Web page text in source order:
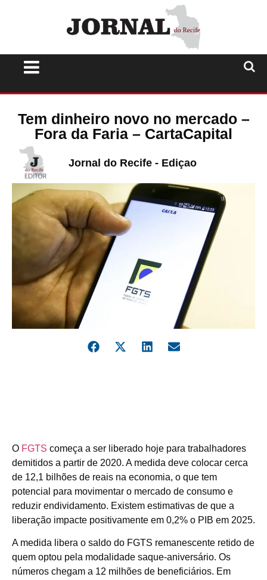
Tem dinheiro novo no mercado –
Fora da Faria – CartaCapital
Jornal do Recife - Ediçao
O FGTS começa a ser liberado hoje para trabalhadores
demitidos a partir de 2020. A medida deve colocar cerca
de 12,1 bilhões de reais na economia, o que tem
potencial para movimentar o mercado de consumo e
reduzir endividamento. Existem estimativas de que a
liberação impacte positivamente em 0,2% o PIB em 2025.
A medida libera o saldo do FGTS remanescente retido de
quem optou pela modalidade saque-aniversário. Os
números chegam a 12 milhões de beneficiários. Em